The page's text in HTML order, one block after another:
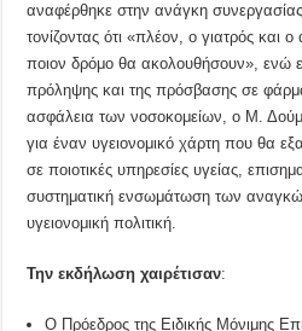
αναφέρθηκε στην ανάγκη
τονίζοντας ότι «πλέον, ο γιατρός και
ποιον δρόμο θα ακολουθήσουν», ενώ
πρόληψης και της πρόσβασης σε
ασφάλεια των νοσοκομείων, ο Μ.
για έναν υγειονομικό χάρτη που θα
σε ποιοτικές υπηρεσίες υγείας,
συστηματική ενσωμάτωση των
υγειονομική πολιτική.
Την εκδήλωση χαιρέτισαν:
Ο Πρόεδρος της Ειδικής Μόνιμης